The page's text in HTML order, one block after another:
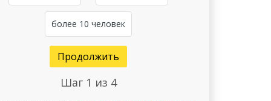
более 10 человек
Продолжить
Шаг 1 из 4